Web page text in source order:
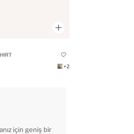
+2
için geniş bir